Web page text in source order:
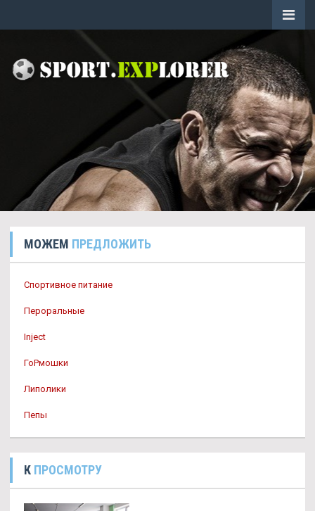
МОЖЕМ ПРЕДЛОЖИТЬ
Спортивное питание
Пероральные
Inject
ГоРмошки
Липолики
Пепы
К ПРОСМОТРУ